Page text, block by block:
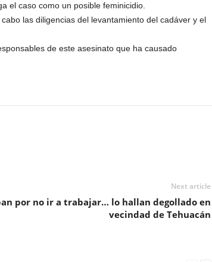
el caso como un posible feminicidio.
las diligencias del levantamiento del cadáver y el
de este asesinato que ha causado
Next article
por no ir a trabajar… lo hallan degollado en
vecindad de Tehuacán